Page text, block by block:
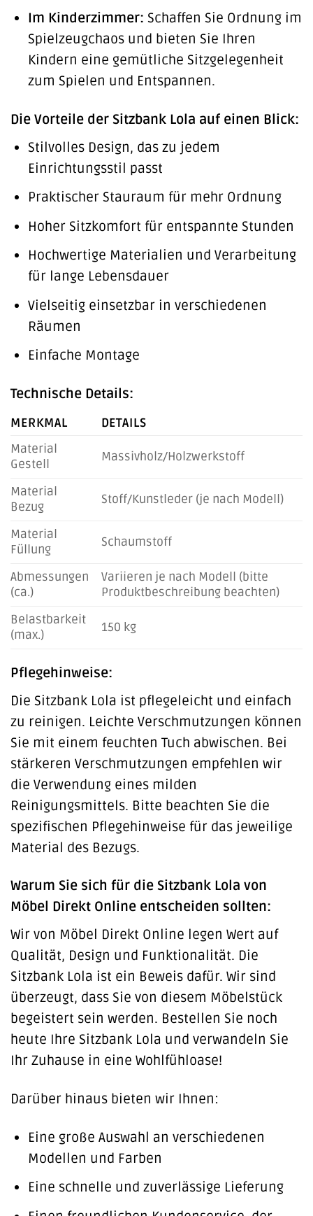
Im Kinderzimmer: Schaffen Sie Ordnung im
Spielzeugchaos und bieten Sie Ihren
Kindern eine gemütliche Sitzgelegenheit
zum Spielen und Entspannen.
Die Vorteile der Sitzbank Lola auf einen Blick:
Stilvolles Design, das zu jedem
Einrichtungsstil passt
Praktischer Stauraum für mehr Ordnung
Hoher Sitzkomfort für entspannte Stunden
Hochwertige Materialien und Verarbeitung
für lange Lebensdauer
Vielseitig einsetzbar in verschiedenen
Räumen
Einfache Montage
Technische Details:
MERKMAL
DETAILS
Material
Gestell
Massivholz/Holzwerkstoff
Material
Bezug
Stoff/Kunstleder (je nach Modell)
Material
Füllung
Schaumstoff
Abmessungen
(ca.)
Variieren je nach Modell (bitte
Produktbeschreibung beachten)
Belastbarkeit
(max.)
150 kg
Pflegehinweise:
Die Sitzbank Lola ist pflegeleicht und einfach
zu reinigen. Leichte Verschmutzungen können
Sie mit einem feuchten Tuch abwischen. Bei
stärkeren Verschmutzungen empfehlen wir
die Verwendung eines milden
Reinigungsmittels. Bitte beachten Sie die
spezifischen Pflegehinweise für das jeweilige
Material des Bezugs.
Warum Sie sich für die Sitzbank Lola von
Möbel Direkt Online entscheiden sollten:
Wir von Möbel Direkt Online legen Wert auf
Qualität, Design und Funktionalität. Die
Sitzbank Lola ist ein Beweis dafür. Wir sind
überzeugt, dass Sie von diesem Möbelstück
begeistert sein werden. Bestellen Sie noch
heute Ihre Sitzbank Lola und verwandeln Sie
Ihr Zuhause in eine Wohlfühloase!
Darüber hinaus bieten wir Ihnen:
Eine große Auswahl an verschiedenen
Modellen und Farben
Eine schnelle und zuverlässige Lieferung